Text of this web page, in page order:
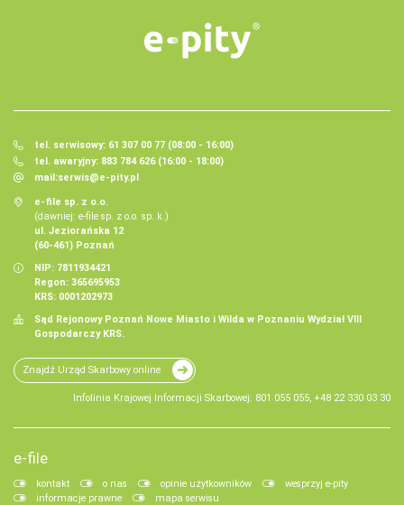
tel. serwisowy: 61 307 00 77 (08:00 - 16:00)
tel. awaryjny: 883 784 626 (16:00 - 18:00)
mail:serwis@e-pity.pl
e-file sp. z o.o.
(dawniej: e-file sp. z o.o. sp. k.)
ul. Jeziorańska 12
(60-461) Poznań
NIP: 7811934421
Regon: 365695953
KRS: 0001202973
Sąd Rejonowy Poznań Nowe Miasto i Wilda w Poznaniu Wydział VIII
Gospodarczy KRS.
Znajdź Urząd Skarbowy online
Infolinia Krajowej Informacji Skarbowej: 801 055 055, +48 22 330 03 30
e-file
kontakt o nas opinie użytkowników
wesprzyj e-pity
informacje prawne
mapa serwisu